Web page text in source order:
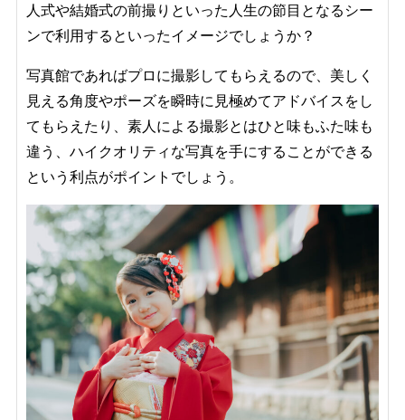
人式や結婚式の前撮りといった 人生の節目となるシー
ンで利用するといったイメージでしょうか？
写真館であればプロに撮影してもらえるので、美しく
見える角度やポーズを瞬時に見極めてアドバイスをし
てもらえたり、素人による撮影とはひと味もふた味も
違う、 ハイクオリティな写真を手にする ことができる
という利点がポイントでしょう。